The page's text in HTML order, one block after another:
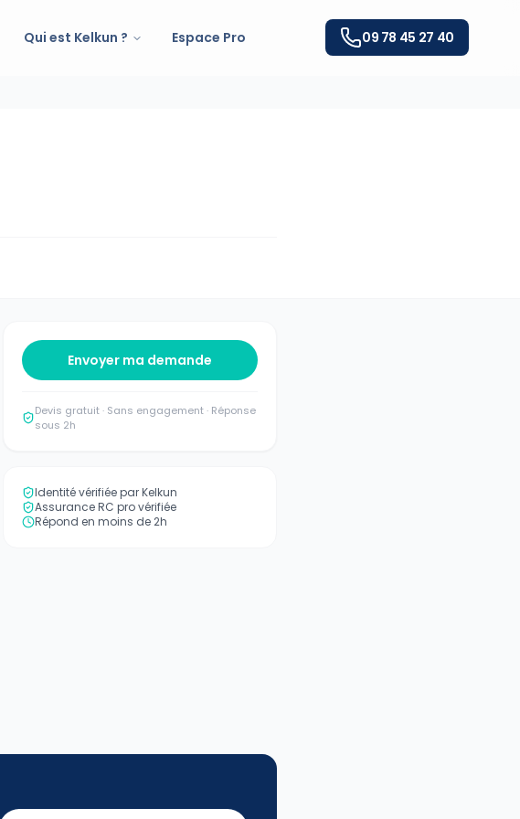
Qui est Kelkun ? Espace Pro 09 78 45 27 40
Envoyer ma demande
Devis gratuit · Sans engagement · Réponse
sous 2h
Identité vérifiée par Kelkun
Assurance RC pro vérifiée
Répond en moins de 2h